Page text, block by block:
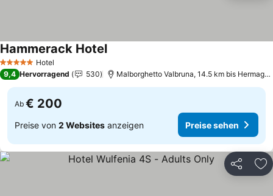
5 Sterne Hotel
Hammerack HotelPreise sehen
9,4 Hervorragend 530 Malborghetto Valbruna, 14.5 km bis
Ab € 200
Preise von 2 Websites anzeigen Preise sehen
Teilen